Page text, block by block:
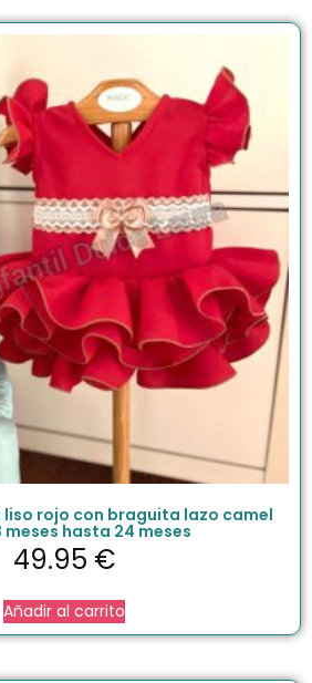
rojo con braguita lazo camel
meses hasta 24 meses
49.95 €
Añadir al carrito